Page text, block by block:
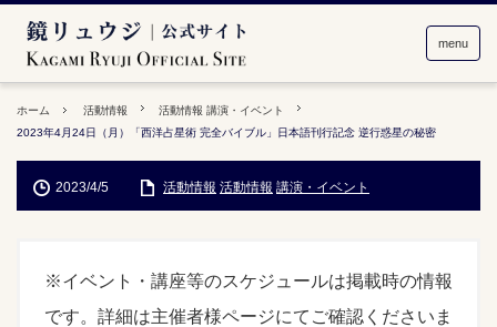
menu
ホーム 活動情報 活動情報 講演・イベント
2023年4月24日（月）「西洋占星術 完全バイブル」日本語刊行記念 逆行惑星の秘密
2023/4/5 活動情報 活動情報 講演・イベント
※イベント・講座等のスケジュールは掲載時の情報
です。詳細は主催者様ページにてご確認くださいま